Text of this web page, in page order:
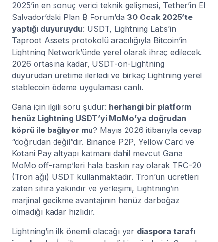
2025’in en sonuç verici teknik gelişmesi, Tether’in El
Salvador’daki Plan ₿ Forum’da 30 Ocak 2025’te
yaptığı duyuruydu: USDT, Lightning Labs’in
Taproot Assets protokolü aracılığıyla Bitcoin’in
Lightning Network’ünde yerel olarak ihraç edilecek.
2026 ortasına kadar, USDT-on-Lightning
duyurudan üretime ilerledi ve birkaç Lightning yerel
stablecoin ödeme uygulaması canlı.
Gana için ilgili soru şudur: herhangi bir platform
henüz Lightning USDT’yi MoMo’ya doğrudan
köprü ile bağlıyor mu? Mayıs 2026 itibarıyla cevap
“doğrudan değil”dir. Binance P2P, Yellow Card ve
Kotani Pay altyapı katmanı dahil mevcut Gana
MoMo off-ramp’leri hala baskın ray olarak TRC-20
(Tron ağı) USDT kullanmaktadır. Tron’un ücretleri
zaten sıfıra yakındır ve yerleşimi, Lightning’in
marjinal gecikme avantajının henüz darboğaz
olmadığı kadar hızlıdır.
Lightning’in ilk önemli olacağı yer diaspora tarafı